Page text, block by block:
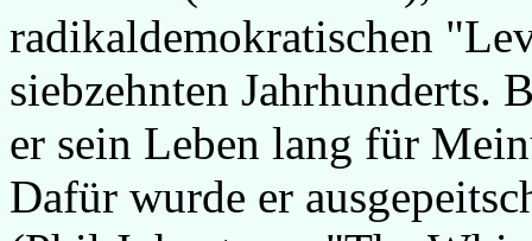
radikaldemokratischen
siebzehnten Jahrhunderts.
er sein Leben lang für
Dafür wurde er